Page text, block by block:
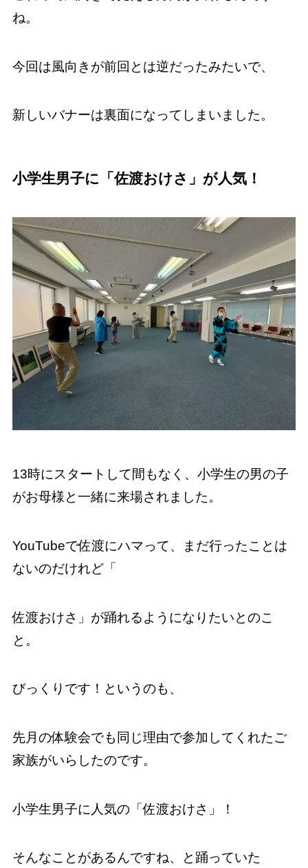
ね。
今回は風向きが前回とは逆だったみたいで、
新しいバナーは裏面になってしまいました。
小学生男子に「佐渡おけさ」が人気！
13時にスタートして間もなく、小学生の男の子
がお母様と一緒に来場されました。
YouTubeで佐渡にハマって、まだ行ったことは
ないのだけれど「
佐渡おけさ」が踊れるようになりたいとのこ
と。
びっくりです！というのも、
先月の体験会でも同じ理由で参加してくれたご
家族がいらしたのです。
小学生男子に人気の「佐渡おけさ」！
そんなことがあるんですね、と踊っていた